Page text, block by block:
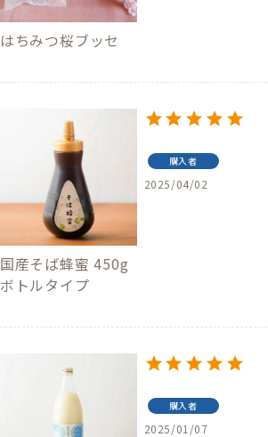
はちみつ桜ブッセ
国産そば蜂蜜 450g
ボトルタイプ
購入者
2025/04/02
購入者
2025/01/07